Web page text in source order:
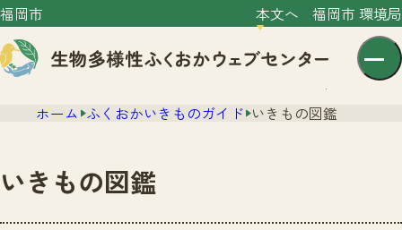
福岡市 本文へ 福岡市 環境局
センター紹介
ホーム ふくおかいきものガイド いきもの図鑑
いきもの図鑑